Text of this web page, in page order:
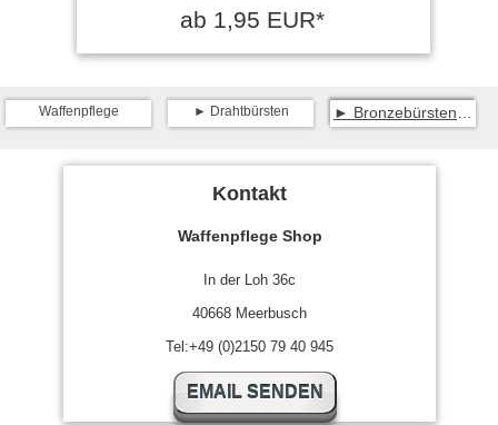
ab 1,95 EUR*
Waffenpflege Drahtbürsten Bronzebürsten Tetra Gun ProSmith
Kontakt
Waffenpflege Shop
In der Loh 36c
40668 Meerbusch
Tel:+49 (0)2150 79 40 945
EMAIL SENDEN